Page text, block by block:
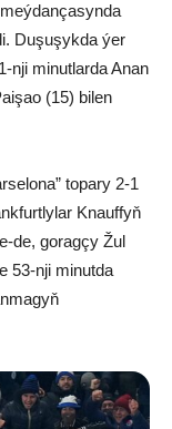
Duşuşykda ýer
nji minutlarda Anan
(15) bilen
topary 2-1
Knauffyň
de, goragçy Žul
53-nji minutda